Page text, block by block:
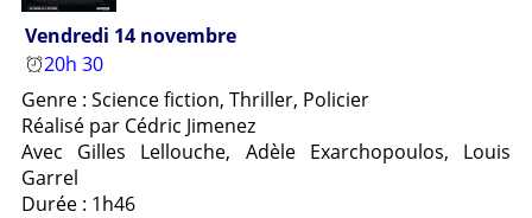
Vendredi 14 novembre
20h 30
Genre : Science fiction, Thriller, Policier
Réalisé par Cédric Jimenez
Avec Gilles Lellouche, Adèle Exarchopoulos, Louis
Garrel
Durée : 1h46